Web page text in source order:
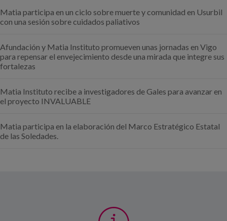
Matia participa en un ciclo sobre muerte y comunidad en Usurbil
con una sesión sobre cuidados paliativos
Afundación y Matia Instituto promueven unas jornadas en Vigo
para repensar el envejecimiento desde una mirada que integre sus
fortalezas
Matia Instituto recibe a investigadores de Gales para avanzar en
el proyecto INVALUABLE
Matia participa en la elaboración del Marco Estratégico Estatal
de las Soledades.